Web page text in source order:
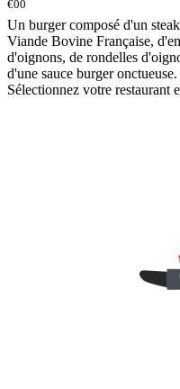
€00
Un burger composé d'un
Viande Bovine Française,
d'oignons, de rondelles
d'une sauce burger onctueuse.
Sélectionnez votre restaurant